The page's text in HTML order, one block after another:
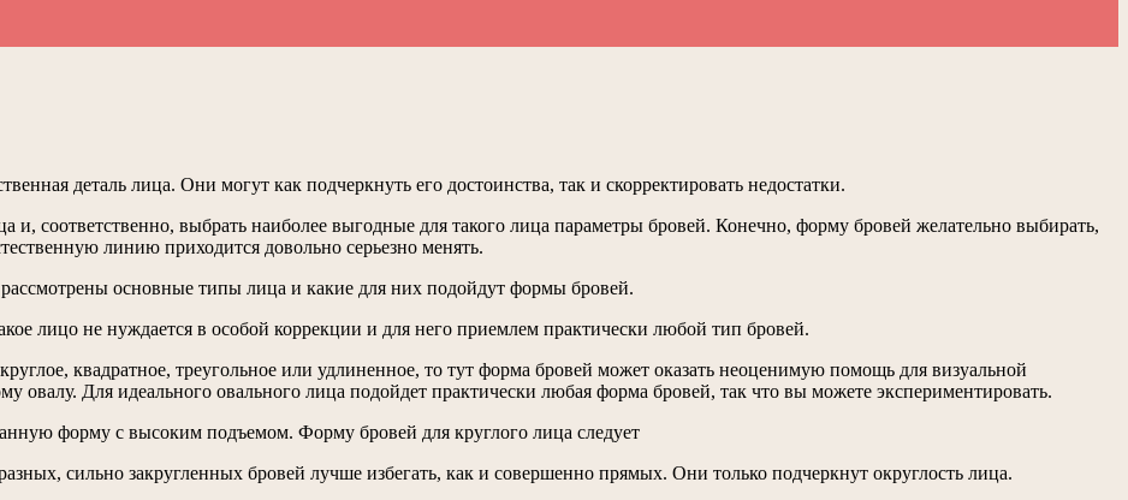
деталь лица. Они могут как подчеркнуть его достоинства, так и скорректировать недостатки.
и, соответственно, выбрать наиболее выгодные для такого лица параметры бровей. Конечно, форму бровей желательно выбирать,
линию приходится довольно серьезно менять.
основные типы лица и какие для них подойдут формы бровей.
лицо не нуждается в особой коррекции и для него приемлем практически любой тип бровей.
квадратное, треугольное или удлиненное, то тут форма бровей может оказать неоценимую помощь для визуальной
овалу. Для идеального овального лица подойдет практически любая форма бровей, так что вы можете экспериментировать.
форму с высоким подъемом. Форму бровей для круглого лица следует
сильно закругленных бровей лучше избегать, как и совершенно прямых. Они только подчеркнут округлость лица.